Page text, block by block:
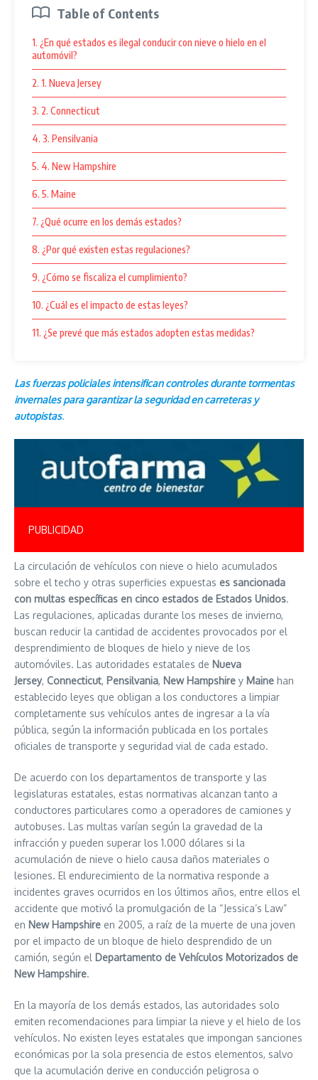
Table of Contents
1. ¿En qué estados es ilegal conducir con nieve o hielo en el
automóvil?
2. 1. Nueva Jersey
3. 2. Connecticut
4. 3. Pensilvania
5. 4. New Hampshire
6. 5. Maine
7. ¿Qué ocurre en los demás estados?
8. ¿Por qué existen estas regulaciones?
9. ¿Cómo se fiscaliza el cumplimiento?
10. ¿Cuál es el impacto de estas leyes?
11. ¿Se prevé que más estados adopten estas medidas?
Las fuerzas policiales intensifican controles durante tormentas
invernales para garantizar la seguridad en carreteras y
autopistas.
PUBLICIDAD
La circulación de vehículos con nieve o hielo acumulados
sobre el techo y otras superficies expuestas es sancionada
con multas específicas en cinco estados de Estados Unidos.
Las regulaciones, aplicadas durante los meses de invierno,
buscan reducir la cantidad de accidentes provocados por el
desprendimiento de bloques de hielo y nieve de los
automóviles. Las autoridades estatales de Nueva
Jersey, Connecticut, Pensilvania, New Hampshire y Maine han
establecido leyes que obligan a los conductores a limpiar
completamente sus vehículos antes de ingresar a la vía
pública, según la información publicada en los portales
oficiales de transporte y seguridad vial de cada estado.
De acuerdo con los departamentos de transporte y las
legislaturas estatales, estas normativas alcanzan tanto a
conductores particulares como a operadores de camiones y
autobuses. Las multas varían según la gravedad de la
infracción y pueden superar los 1.000 dólares si la
acumulación de nieve o hielo causa daños materiales o
lesiones. El endurecimiento de la normativa responde a
incidentes graves ocurridos en los últimos años, entre ellos el
accidente que motivó la promulgación de la “Jessica’s Law”
en New Hampshire en 2005, a raíz de la muerte de una joven
por el impacto de un bloque de hielo desprendido de un
camión, según el Departamento de Vehículos Motorizados de
New Hampshire.
En la mayoría de los demás estados, las autoridades solo
emiten recomendaciones para limpiar la nieve y el hielo de los
vehículos. No existen leyes estatales que impongan sanciones
económicas por la sola presencia de estos elementos, salvo
que la acumulación derive en conducción peligrosa o